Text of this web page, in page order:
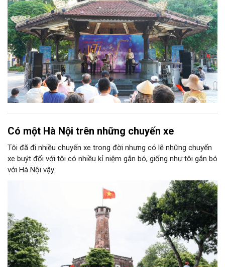
gian văn hóa cộng đồng và lan tỏa những giá trị bền vững của
thành phố.
Có một Hà Nội trên những chuyến xe
Tôi đã đi nhiều chuyến xe trong đời nhưng có lẽ những chuyến
xe buýt đối với tôi có nhiều kỉ niệm gắn bó, giống như tôi gắn bó
với Hà Nội vậy.